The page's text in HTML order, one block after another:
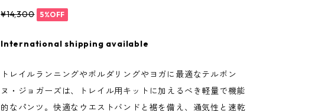
¥14,300 5%OFF
International shipping available
トレイルランニングやボルダリングやヨガに最適なテルボン
ヌ・ジョガーズは、トレイル用キットに加えるべき軽量で機能
的なパンツ。快適なウエストバンドと裾を備え、通気性と速乾